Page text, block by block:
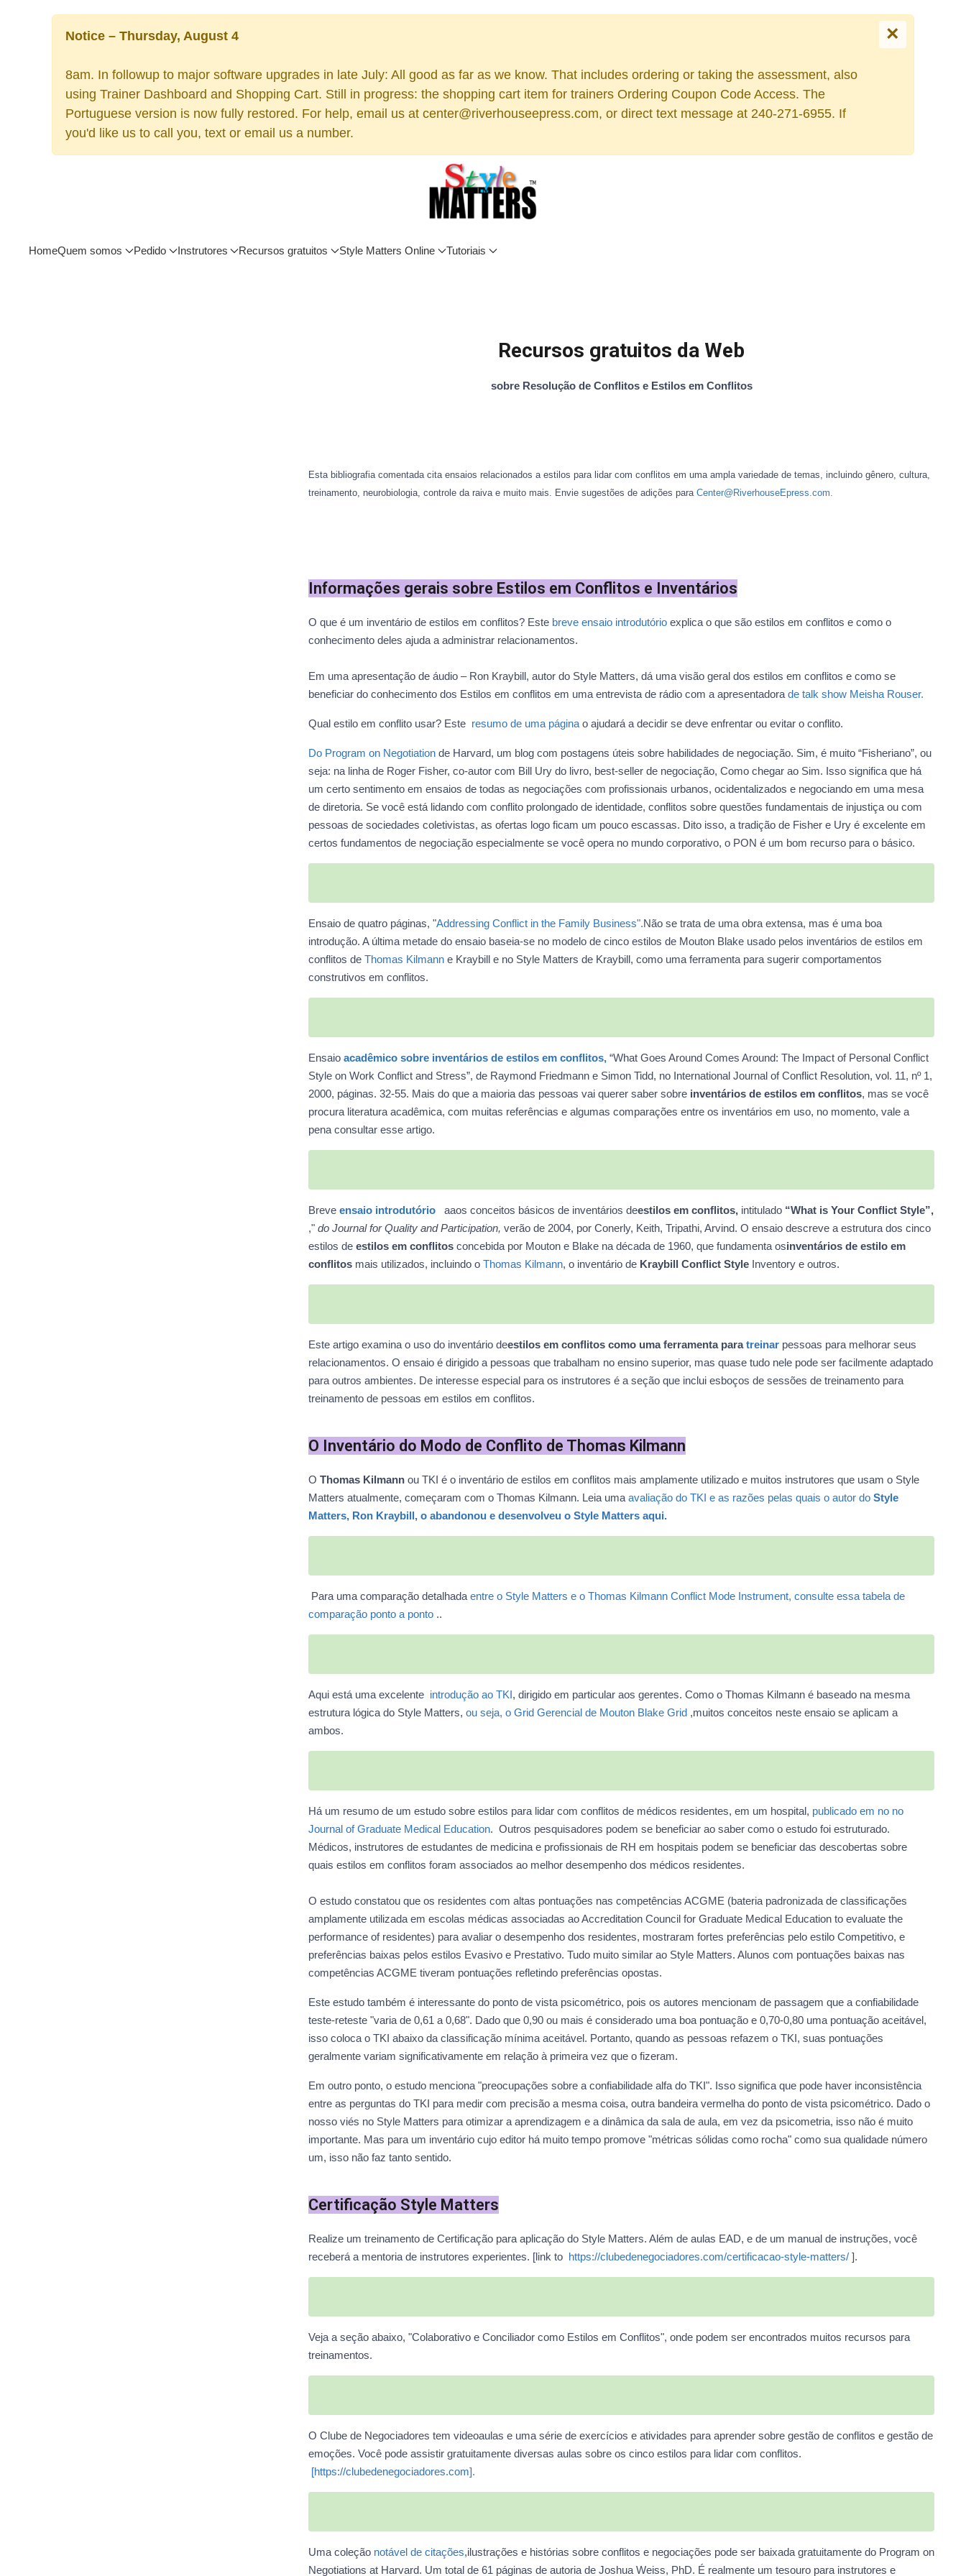
×
Notice – Thursday, August 4
8am. In followup to major software upgrades in late July: All good as far as we know. That includes ordering or taking the assessment, also
using Trainer Dashboard and Shopping Cart. Still in progress: the shopping cart item for trainers Ordering Coupon Code Access. The
Portuguese version is now fully restored. For help, email us at center@riverhouseepress.com, or direct text message at 240-271-6955. If
you'd like us to call you, text or email us a number.
HomeQuem somos Pedido Instrutores Recursos gratuitos Style Matters Online Tutoriais
Recursos gratuitos da Web
sobre Resolução de Conflitos e Estilos em Conflitos
Esta bibliografia comentada cita ensaios relacionados a estilos para lidar com conflitos em uma ampla variedade de temas, incluindo gênero, cultura,
treinamento, neurobiologia, controle da raiva e muito mais. Envie sugestões de adições para Center@RiverhouseEpress.com.
Informações gerais sobre Estilos em Conflitos e Inventários
O que é um inventário de estilos em conflitos? Este breve ensaio introdutório explica o que são estilos em conflitos e como o
conhecimento deles ajuda a administrar relacionamentos.
Em uma apresentação de áudio – Ron Kraybill, autor do Style Matters, dá uma visão geral dos estilos em conflitos e como se
beneficiar do conhecimento dos Estilos em conflitos em uma entrevista de rádio com a apresentadora de talk show Meisha Rouser.
Qual estilo em conflito usar? Este resumo de uma páginao ajudará a decidir se deve enfrentar ou evitar o conflito.
Do Program on Negotiationde Harvard, um blog com postagens úteis sobre habilidades de negociação. Sim, é muito “Fisheriano”, ou
seja: na linha de Roger Fisher, co-autor com Bill Ury do livro, best-seller de negociação, Como chegar ao Sim. Isso significa que há
um certo sentimento em ensaios de todas as negociações com profissionais urbanos, ocidentalizados e negociando em uma mesa
de diretoria. Se você está lidando com conflito prolongado de identidade, conflitos sobre questões fundamentais de injustiça ou com
pessoas de sociedades coletivistas, as ofertas logo ficam um pouco escassas. Dito isso, a tradição de Fisher e Ury é excelente em
certos fundamentos de negociação especialmente se você opera no mundo corporativo, o PON é um bom recurso para o básico.
Ensaio de quatro páginas, "Addressing Conflict in the Family Business".Não se trata de uma obra extensa, mas é uma boa
introdução. A última metade do ensaio baseia-se no modelo de cinco estilos de Mouton Blake usado pelos inventários de estilos em
conflitos de Thomas Kilmanne Kraybill e no Style Matters de Kraybill, como uma ferramenta para sugerir comportamentos
construtivos em conflitos.
Ensaio acadêmico sobre inventários de estilos em conflitos, “What Goes Around Comes Around: The Impact of Personal Conflict
Style on Work Conflict and Stress”, de Raymond Friedmann e Simon Tidd, no International Journal of Conflict Resolution, vol. 11, nº 1,
2000, páginas. 32-55. Mais do que a maioria das pessoas vai querer saber sobre inventários de estilos em conflitos, mas se você
procura literatura acadêmica, com muitas referências e algumas comparações entre os inventários em uso, no momento, vale a
pena consultar esse artigo.
Breve ensaio introdutório aaos conceitos básicos de inventários deestilos em conflitos, intitulado “What is Your Conflict Style”,
," do Journal for Quality and Participation, verão de 2004, por Conerly, Keith, Tripathi, Arvind. O ensaio descreve a estrutura dos cinco
estilos de estilos em conflitos concebida por Mouton e Blake na década de 1960, que fundamenta osinventários de estilo em
conflitos mais utilizados, incluindo o Thomas Kilmann, o inventário de Kraybill Conflict Style Inventory e outros.
Este artigo examina o uso do inventário deestilos em conflitos como uma ferramenta paratreinar pessoas para melhorar seus
relacionamentos. O ensaio é dirigido a pessoas que trabalham no ensino superior, mas quase tudo nele pode ser facilmente adaptado
para outros ambientes. De interesse especial para os instrutores é a seção que inclui esboços de sessões de treinamento para
treinamento de pessoas em estilos em conflitos.
O Inventário do Modo de Conflito de Thomas Kilmann
O Thomas Kilmannou TKI é o inventário de estilos em conflitos mais amplamente utilizado e muitos instrutores que usam o Style
Matters atualmente, começaram com o Thomas Kilmann. Leia uma avaliação do TKI e as razões pelas quais o autor do Style
Matters, Ron Kraybill, o abandonou e desenvolveu o Style Matters aqui.
Para uma comparação detalhada entre o Style Matters e o Thomas Kilmann Conflict Mode Instrument, consulte essa tabela de
comparação ponto a ponto ..
Aqui está uma excelente introdução ao TKI, dirigido em particular aos gerentes. Como o Thomas Kilmann é baseado na mesma
estrutura lógica do Style Matters, ou seja, o Grid Gerencial de Mouton Blake Grid ,muitos conceitos neste ensaio se aplicam a
ambos.
Há um resumo de um estudo sobre estilos para lidar com conflitos de médicos residentes, em um hospital, publicado em no no
Journal of Graduate Medical Education. Outros pesquisadores podem se beneficiar ao saber como o estudo foi estruturado.
Médicos, instrutores de estudantes de medicina e profissionais de RH em hospitais podem se beneficiar das descobertas sobre
quais estilos em conflitos foram associados ao melhor desempenho dos médicos residentes.
O estudo constatou que os residentes com altas pontuações nas competências ACGME (bateria padronizada de classificações
amplamente utilizada em escolas médicas associadas ao Accreditation Council for Graduate Medical Education to evaluate the
performance of residentes) para avaliar o desempenho dos residentes, mostraram fortes preferências pelo estilo Competitivo, e
preferências baixas pelos estilos Evasivo e Prestativo. Tudo muito similar ao Style Matters. Alunos com pontuações baixas nas
competências ACGME tiveram pontuações refletindo preferências opostas.
Este estudo também é interessante do ponto de vista psicométrico, pois os autores mencionam de passagem que a confiabilidade
teste-reteste "varia de 0,61 a 0,68". Dado que 0,90 ou mais é considerado uma boa pontuação e 0,70-0,80 uma pontuação aceitável,
isso coloca o TKI abaixo da classificação mínima aceitável. Portanto, quando as pessoas refazem o TKI, suas pontuações
geralmente variam significativamente em relação à primeira vez que o fizeram.
Em outro ponto, o estudo menciona "preocupações sobre a confiabilidade alfa do TKI". Isso significa que pode haver inconsistência
entre as perguntas do TKI para medir com precisão a mesma coisa, outra bandeira vermelha do ponto de vista psicométrico. Dado o
nosso viés no Style Matters para otimizar a aprendizagem e a dinâmica da sala de aula, em vez da psicometria, isso não é muito
importante. Mas para um inventário cujo editor há muito tempo promove "métricas sólidas como rocha" como sua qualidade número
um, isso não faz tanto sentido.
Certificação Style Matters
Realize um treinamento de Certificação para aplicação do Style Matters. Além de aulas EAD, e de um manual de instruções, você
receberá a mentoria de instrutores experientes. [link to https://clubedenegociadores.com/certificacao-style-matters/ ].
Veja a seção abaixo, "Colaborativo e Conciliador como Estilos em Conflitos", onde podem ser encontrados muitos recursos para
treinamentos.
O Clube de Negociadores tem videoaulas e uma série de exercícios e atividades para aprender sobre gestão de conflitos e gestão de
emoções. Você pode assistir gratuitamente diversas aulas sobre os cinco estilos para lidar com conflitos.
[https://clubedenegociadores.com].
Uma coleção notável de citações,ilustrações e histórias sobre conflitos e negociações pode ser baixada gratuitamente do Program on
Negotiations at Harvard. Um total de 61 páginas de autoria de Joshua Weiss, PhD. É realmente um tesouro para instrutores e